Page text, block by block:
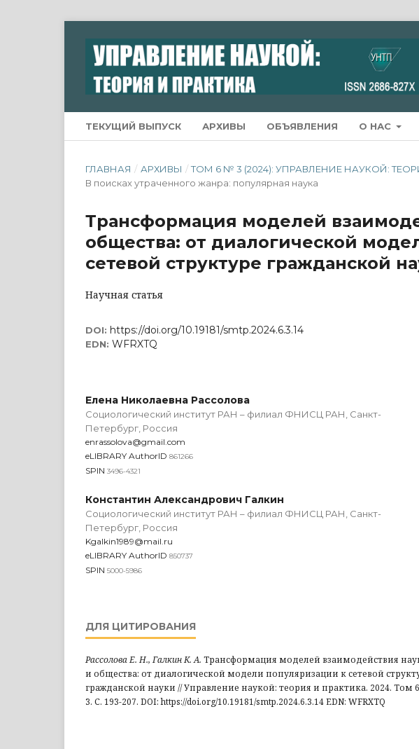
ТЕКУЩИЙ ВЫПУСК АРХИВЫ ОБЪЯВЛЕНИЯ О НАС
ГЛАВНАЯ / АРХИВЫ / ТОМ 6 № 3 (2024): УПРАВЛЕНИЕ НАУКОЙ:
В поисках утраченного жанра: популярная наука
Трансформация моделей
общества: от диалогической
сетевой структуре гражданской
Научная статья
DOI: https://doi.org/10.19181/smtp.2024.6.3.14
EDN: WFRXTQ
Елена Николаевна Рассолова
Социологический институт РАН – филиал ФНИСЦ РАН, Санкт-
Петербург, Россия
enrassolova@gmail.com
eLIBRARY AuthorID 861266
SPIN 3496-4321
Константин Александрович Галкин
Социологический институт РАН – филиал ФНИСЦ РАН, Санкт-
Петербург, Россия
Kgalkin1989@mail.ru
eLIBRARY AuthorID 850737
SPIN 5000-5986
ДЛЯ ЦИТИРОВАНИЯ
Рассолова Е. Н., Галкин К. А. Трансформация моделей взаимодействия
и общества: от диалогической модели популяризации к сетевой
гражданской науки // Управление наукой: теория и практика. 2024. Том
3. С. 193-207. DOI: https://doi.org/10.19181/smtp.2024.6.3.14 EDN: WFRXTQ